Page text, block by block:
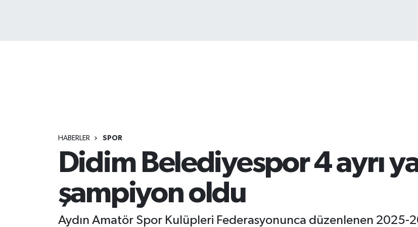
HABERLER SPOR
Didim Belediyespor 4 ayrı
şampiyon oldu
Aydın Amatör Spor Kulüpleri Federasyonunca düzenlenen